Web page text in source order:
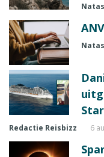
Redactie Reisbizz 6